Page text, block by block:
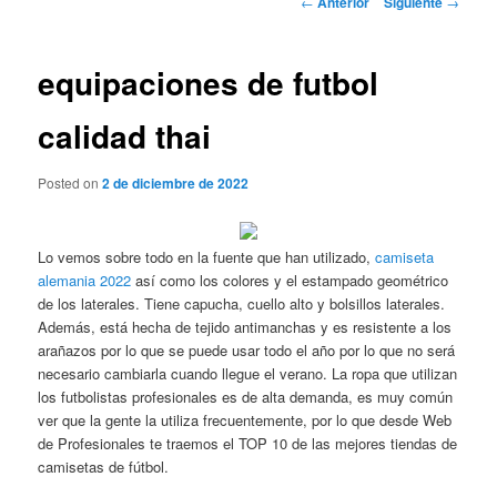
equipaciones de futbol
calidad thai
Posted on2 de diciembre de 2022
Lo vemos sobre todo en la fuente que han utilizado,camiseta
alemania 2022 así como los colores y el estampado geométrico
de los laterales. Tiene capucha, cuello alto y bolsillos laterales.
Además, está hecha de tejido antimanchas y es resistente a los
arañazos por lo que se puede usar todo el año por lo que no será
necesario cambiarla cuando llegue el verano. La ropa que utilizan
los futbolistas profesionales es de alta demanda, es muy común
ver que la gente la utiliza frecuentemente, por lo que desde Web
de Profesionales te traemos el TOP 10 de las mejores tiendas de
camisetas de fútbol.